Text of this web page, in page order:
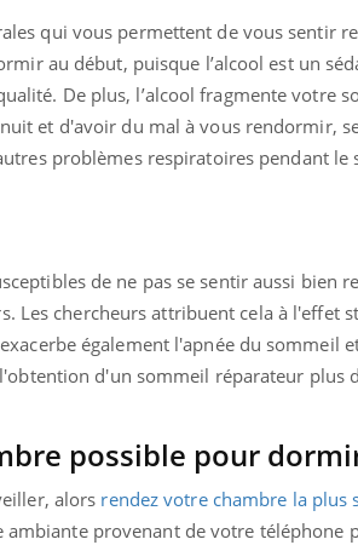
qui vous permettent de vous sentir
au début, puisque l’alcool est un
De plus, l’alcool fragmente votre
et d'avoir du mal à vous rendormir,
problèmes respiratoires pendant le
de ne pas se sentir aussi bien
Les chercheurs attribuent cela à l'effet
également l'apnée du sommeil
d'un sommeil réparateur plus
possible pour
alors rendez votre chambre la plus
provenant de votre téléphone